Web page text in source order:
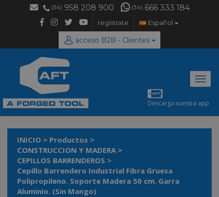
(34) 958 208 900 (34) 666 333 184
regístrate Español
acceso B2B - Clientes
Descarga nuestra app
INICIO > Productos >
CONSTRUCCION Y MADERA >
CEPILLOS BARRENDEROS >
Cepillo Barrendero Industrial Fibra Gruesa
Polipropileno. Soporte Madera 50 cm. Garra
Aluminio. (Sin Mango)